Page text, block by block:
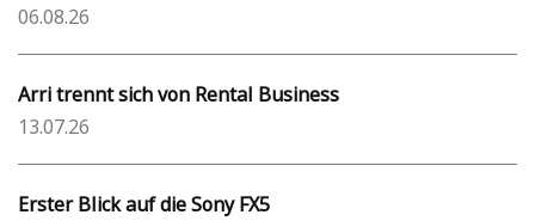
06.08.26
Arri trennt sich von Rental Business
13.07.26
Erster Blick auf die Sony FX5